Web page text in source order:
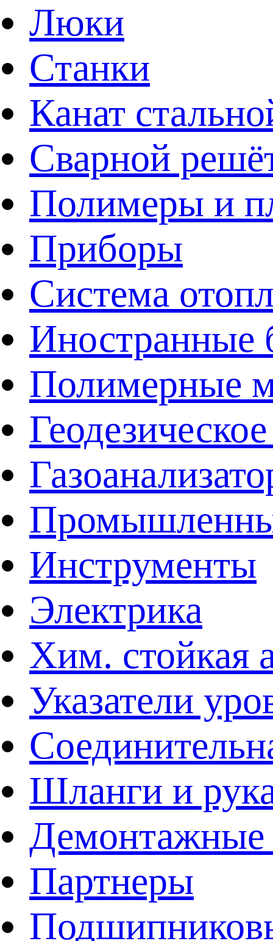
Люки
Станки
Канат
Сварной
Полимеры и
Приборы
Система
Иностранные
Полимерные
Инструменты
Электрика
Хим. стойкая
Указатели
Шланги и
Демонтажные
Партнеры